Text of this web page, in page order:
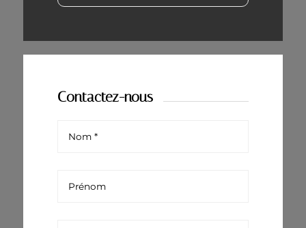
Contactez-nous